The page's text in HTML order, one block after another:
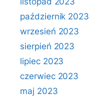
październik 2023
wrzesień 2023
sierpień 2023
lipiec 2023
czerwiec 2023
maj 2023